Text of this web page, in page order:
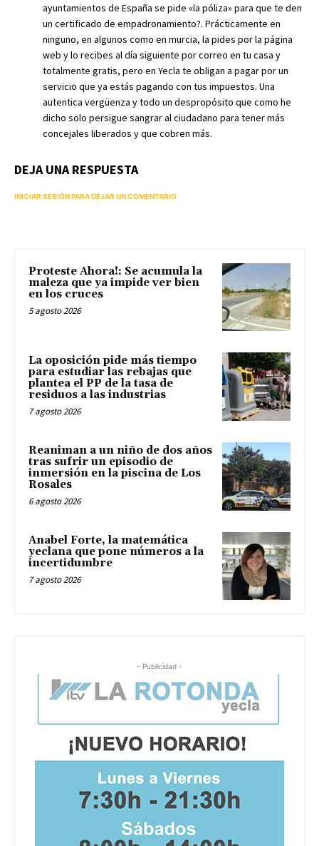
ayuntamientos de España se pide «la póliza» para que te den
un certificado de empadronamiento?. Prácticamente en
ninguno, en algunos como en murcia, la pides por la página
web y lo recibes al día siguiente por correo en tu casa y
totalmente gratis, pero en Yecla te obligan a pagar por un
servicio que ya estás pagando con tus impuestos. Una
autentica vergüenza y todo un despropósito que como he
dicho solo persigue sangrar al ciudadano para tener más
concejales liberados y que cobren más.
DEJA UNA RESPUESTA
INICIAR SESIÓN PARA DEJAR UN COMENTARIO
Proteste Ahora!: Se acumula la
maleza que ya impide ver bien
en los cruces
5 agosto 2026
La oposición pide más tiempo
para estudiar las rebajas que
plantea el PP de la tasa de
residuos a las industrias
7 agosto 2026
Reaniman a un niño de dos años
tras sufrir un episodio de
inmersión en la piscina de Los
Rosales
6 agosto 2026
Anabel Forte, la matemática
yeclana que pone números a la
incertidumbre
7 agosto 2026
- Publicidad -